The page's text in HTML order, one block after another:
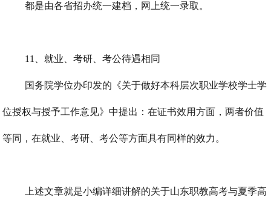
都是由各省招办统一建档，网上统一录取。
11、就业、考研、考公待遇相同
国务院学位办印发的《关于做好本科层次职业学校学士学
位授权与授予工作意见》中提出：在证书效用方面，两者价值
等同，在就业、考研、考公等方面具有同样的效力。
上述文章就是小编详细讲解的关于山东职教高考与夏季高